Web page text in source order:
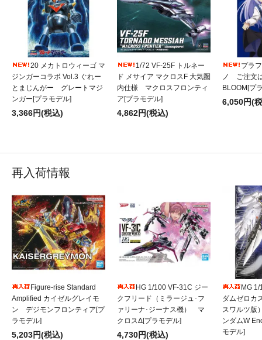
20 メカトロウィーゴ マ
ジンガーコラボ Vol.3 ぐれー
とまじんがー グレートマジ
ンガー[プラモデル]
3,366円(税込)
1/72 VF-25F トルネー
ド メサイア マクロスF 大気圏
内仕様 マクロスフロンティ
ア[プラモデル]
4,862円(税込)
プラ
ノ ご注文
BLOOM[プ
6,050円(
再入荷情報
Figure-rise Standard
Amplified カイゼルグレイモ
ン デジモンフロンティア[プ
ラモデル]
5,203円(税込)
HG 1/100 VF-31C ジー
クフリード（ミラージュ･フ
ァリーナ･ジーナス機） マ
クロスΔ[プラモデル]
4,730円(税込)
MG
ダムゼロカ
スワルツ版
ンダムW
モデル]